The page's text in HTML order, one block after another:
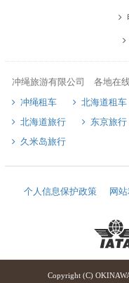
冲绳旅游有限公司 各地在
冲绳租车
北海道租车
北海道旅行
东京旅行
久米岛旅行
个人信息保护政策 网
Copyright (C)